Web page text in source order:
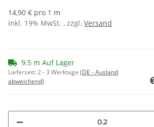
14,90 € pro 1 m
inkl. 19% MwSt. , zzgl. Versand
9.5 m Auf Lager
Lieferzeit:2 - 3 Werktage (DE - Ausland
abweichend)